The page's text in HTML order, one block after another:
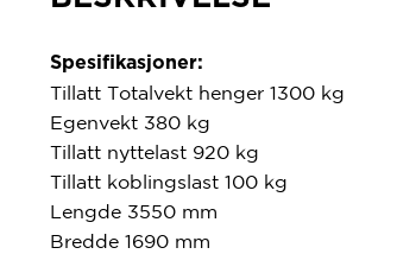
Spesifikasjoner:
Tillatt Totalvekt henger 1300 kg
Egenvekt 380 kg
Tillatt nyttelast 920 kg
Tillatt koblingslast 100 kg
Lengde 3550 mm
Bredde 1690 mm